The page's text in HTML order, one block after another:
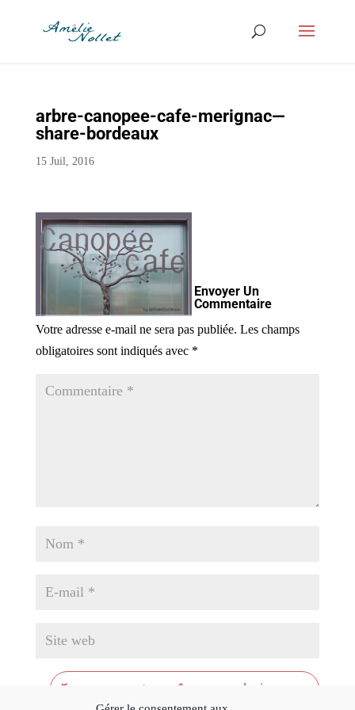
arbre-canopee-cafe-merignac—
share-bordeaux
15 Juil, 2016
Envoyer Un
Commentaire
Votre adresse e-mail ne sera pas publiée. Les champs
obligatoires sont indiqués avec *